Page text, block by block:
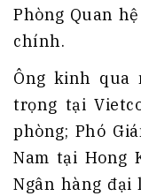
Phòng Quan
chính.
Ông kinh qua
trọng tại
phòng; Phó
Nam tại Hong
Ngân hàng đại